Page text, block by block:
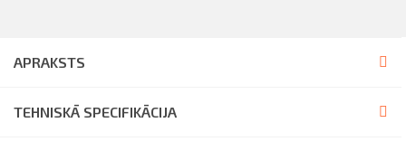
APRAKSTS
TEHNISKĀ SPECIFIKĀCIJA